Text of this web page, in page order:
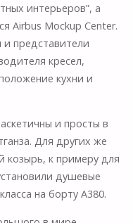
интерьеров”, а
Airbus Mockup Center.
представители
кресел,
кухни и
и просты в
Для других же
козырь, к примеру для
душевые
на борту А380.